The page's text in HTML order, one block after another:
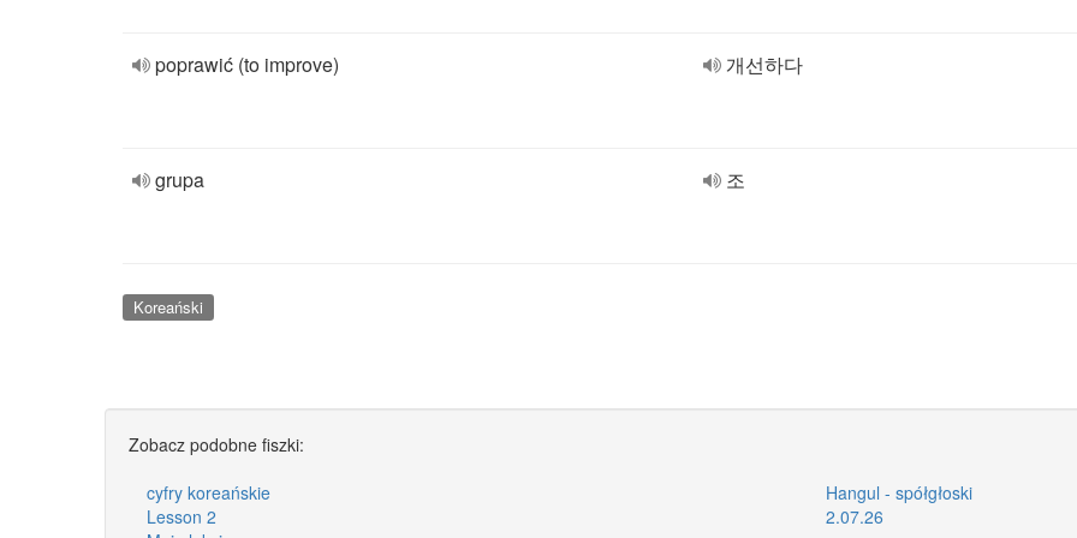
poprawić (to improve) 개선하다
grupa 조
Koreański
Zobacz podobne fiszki:
cyfry koreańskie
Hangul - spółgłoski
Lesson 2
2.07.26